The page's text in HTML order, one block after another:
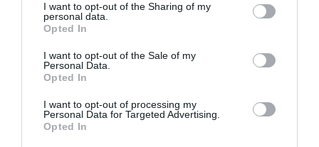
not limited to your visit or usage behaviour. You may click to
grant or deny consent to Google and its third-party tags to
use your data for below specified purposes in below Google
consent section.
I want to opt-out of the Sharing of my
personal data.
Opted In
I want to opt-out of the Sale of my
Personal Data.
Opted In
I want to opt-out of processing my
Personal Data for Targeted Advertising.
Opted In
στη θεά Δήμητρα για την προαγωγή της
εξαγνισμό του ίδιου του σπιτικού από το
κάθε περιοχή ανά την Ελλάδα ανέπτυξε τη